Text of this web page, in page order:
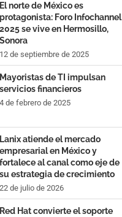
El norte de México es
protagonista: Foro Infochannel
2025 se vive en Hermosillo,
Sonora
12 de septiembre de 2025
Mayoristas de TI impulsan
servicios financieros
4 de febrero de 2025
Lanix atiende el mercado
empresarial en México y
fortalece al canal como eje de
su estrategia de crecimiento
22 de julio de 2026
Red Hat convierte el soporte